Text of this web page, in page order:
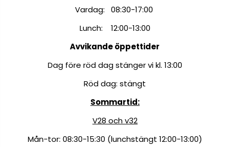
Vardag: 08:30-17:00
Lunch: 12:00-13:00
Avvikande öppettider
Dag före röd dag stänger vi kl. 13:00
Röd dag: stängt
Sommartid:
V28 och v32
Mån-tor: 08:30-15:30 (lunchstängt 12:00-13:00)